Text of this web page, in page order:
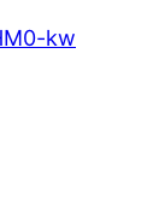
kw